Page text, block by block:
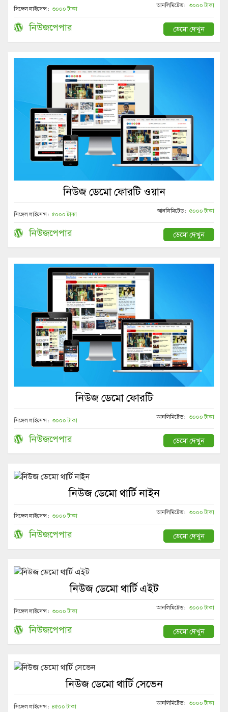
সিঙ্গেল লাইসেন্স : ৩০০০ টাকা আনলিমিটেড : ৩০০০ টাকা
নিউজপেপার ডেমো দেখুন
নিউজ ডেমো ফোরটি ওয়ান
সিঙ্গেল লাইসেন্স : ৫০০০ টাকা আনলিমিটেড : ৫০০০ টাকা
নিউজপেপার ডেমো দেখুন
নিউজ ডেমো ফোরটি
সিঙ্গেল লাইসেন্স : ৩০০০ টাকা আনলিমিটেড : ৩০০০ টাকা
নিউজপেপার ডেমো দেখুন
নিউজ ডেমো থার্টি নাইন
সিঙ্গেল লাইসেন্স : ৩০০০ টাকা আনলিমিটেড : ৩০০০ টাকা
নিউজপেপার ডেমো দেখুন
নিউজ ডেমো থার্টি এইট
সিঙ্গেল লাইসেন্স : ৩০০০ টাকা আনলিমিটেড : ৩০০০ টাকা
নিউজপেপার ডেমো দেখুন
নিউজ ডেমো থার্টি সেভেন
সিঙ্গেল লাইসেন্স : ৪৫০০ টাকা আনলিমিটেড : ৩০০০ টাকা